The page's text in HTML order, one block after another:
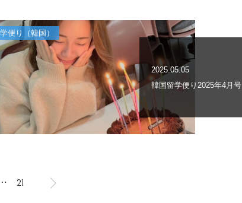
便り（韓国）
2025.05.05
韓国留学便り2025年4月号
21